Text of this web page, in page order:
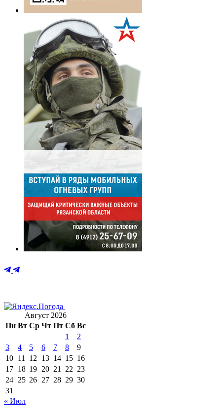
Август 2026
Пн Вт Ср Чт Пт Сб Вс
1
2
3
4 5 6 7 8
9
10 11 12 13 14 15 16
17 18 19 20 21 22 23
24 25 26 27 28 29 30
31
« Июл